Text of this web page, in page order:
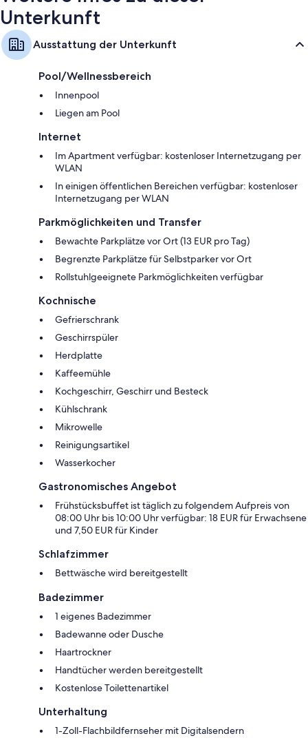
Unterkunft
Ausstattung der Unterkunft
Pool/Wellnessbereich
Innenpool
Liegen am Pool
Internet
Im Apartment verfügbar: kostenloser Internetzugang per
WLAN
In einigen öffentlichen Bereichen verfügbar: kostenloser
Internetzugang per WLAN
Parkmöglichkeiten und Transfer
Bewachte Parkplätze vor Ort (13 EUR pro Tag)
Begrenzte Parkplätze für Selbstparker vor Ort
Rollstuhlgeeignete Parkmöglichkeiten verfügbar
Kochnische
Gefrierschrank
Geschirrspüler
Herdplatte
Kaffeemühle
Kochgeschirr, Geschirr und Besteck
Kühlschrank
Mikrowelle
Reinigungsartikel
Wasserkocher
Gastronomisches Angebot
Frühstücksbuffet ist täglich zu folgendem Aufpreis von
08:00 Uhr bis 10:00 Uhr verfügbar: 18 EUR für Erwachsene
und 7,50 EUR für Kinder
Schlafzimmer
Bettwäsche wird bereitgestellt
Badezimmer
1 eigenes Badezimmer
Badewanne oder Dusche
Haartrockner
Handtücher werden bereitgestellt
Kostenlose Toilettenartikel
Unterhaltung
1-Zoll-Flachbildfernseher mit Digitalsendern